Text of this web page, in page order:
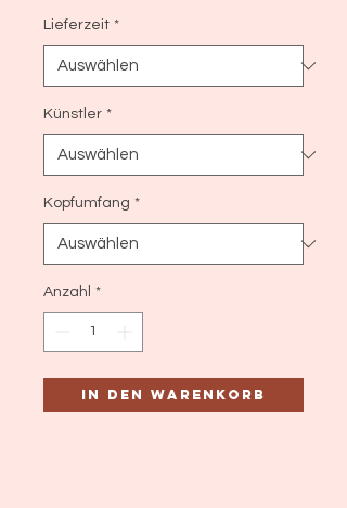
Lieferzeit *
Künstler *
Kopfumfang *
Anzahl *
In den Warenkorb